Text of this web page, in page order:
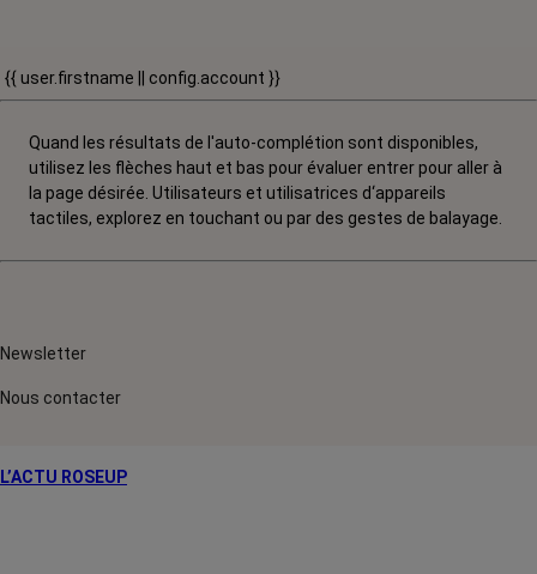
{{ user.firstname || config.account }}
Quand les résultats de l'auto-complétion sont disponibles,
utilisez les flèches haut et bas pour évaluer entrer pour aller à
la page désirée. Utilisateurs et utilisatrices d‘appareils
tactiles, explorez en touchant ou par des gestes de balayage.
Newsletter
Nous contacter
L’ACTU ROSEUP